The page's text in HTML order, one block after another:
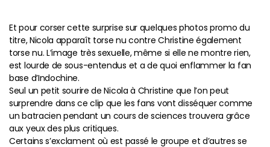
Et pour corser cette surprise sur quelques photos promo du
titre, Nicola apparaît torse nu contre Christine également
torse nu. L’image très sexuelle, même si elle ne montre rien,
est lourde de sous-entendus et a de quoi enflammer la fan
base d’Indochine.
Seul un petit sourire de Nicola à Christine que l’on peut
surprendre dans ce clip que les fans vont disséquer comme
un batracien pendant un cours de sciences trouvera grâce
aux yeux des plus critiques.
Certains s’exclament où est passé le groupe et d’autres se